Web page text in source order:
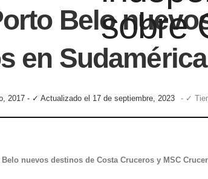
Belo
en Sudamérica
2017 - ✓ Actualizado el 17 de septiembre, 2023 - ✓
nuevos destinos de Costa Cruceros y MSC